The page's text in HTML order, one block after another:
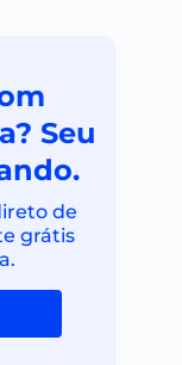
Seu
de
grátis